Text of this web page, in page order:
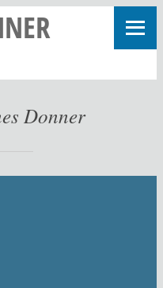
Donner